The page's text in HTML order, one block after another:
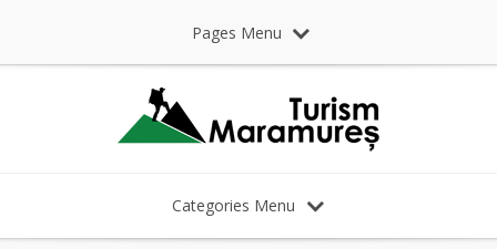
Pages Menu
Categories Menu